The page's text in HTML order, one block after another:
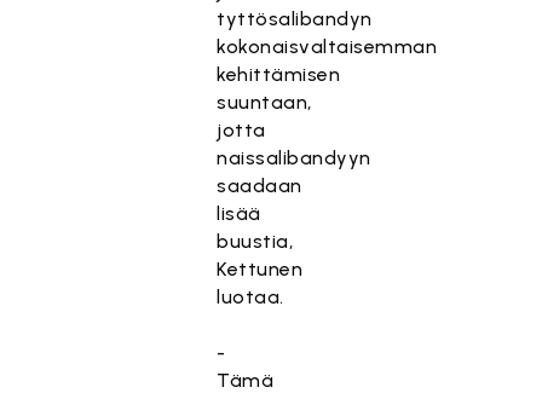
tyttösalibandyn
kokonaisvaltaisemman
kehittämisen
suuntaan,
jotta
naissalibandyyn
saadaan
lisää
buustia,
Kettunen
luotaa.
-
Tämä